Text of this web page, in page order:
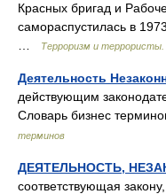
Красных бригад и
самораспустилась в
Терроризм и террористы.
Деятельность
действующим
Словарь бизнес
терминов
ДЕЯТЕЛЬНОСТЬ,
соответствующая